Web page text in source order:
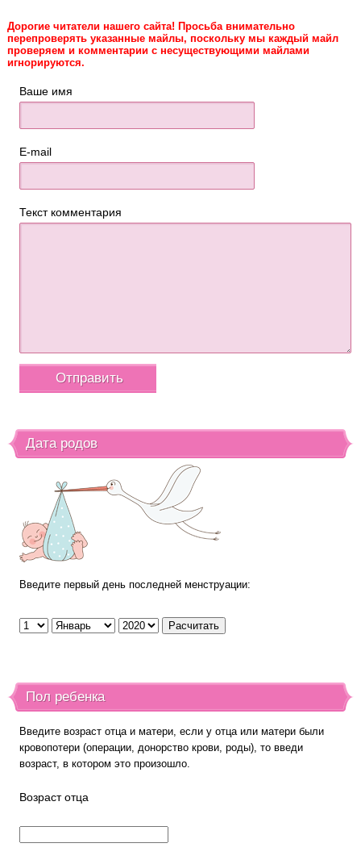
Дорогие читатели нашего сайта! Просьба внимательно
перепроверять указанные майлы, поскольку мы каждый майл
проверяем и комментарии с несуществующими майлами
игнорируются.
Ваше имя
E-mail
Текст комментария
Дата родов
Введите первый день последней менструации:
Пол ребенка
Введите возраст отца и матери, если у отца или матери были
кровопотери (операции, донорство крови, роды), то введи
возраст, в котором это произошло.
Возраст отца